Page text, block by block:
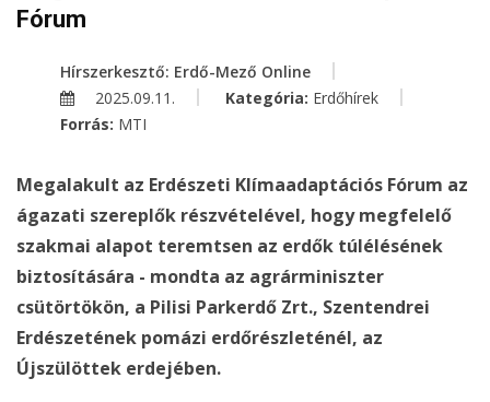
Fórum
Hírszerkesztő: Erdő-Mező Online
2025.09.11.
Kategória: Erdőhírek
Forrás: MTI
Megalakult az Erdészeti Klímaadaptációs Fórum az
ágazati szereplők részvételével, hogy megfelelő
szakmai alapot teremtsen az erdők túlélésének
biztosítására - mondta az agrárminiszter
csütörtökön, a Pilisi Parkerdő Zrt., Szentendrei
Erdészetének pomázi erdőrészleténél, az
Újszülöttek erdejében.